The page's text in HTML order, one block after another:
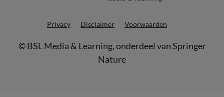
Privacy Disclaimer Voorwaarden
©BSL Media & Learning, onderdeel vanSpringer
Nature